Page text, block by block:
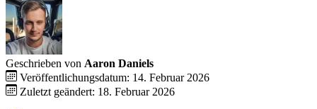
Geschrieben von Aaron Daniels
Veröffentlichungsdatum: 14. Februar 2026
Zuletzt geändert: 18. Februar 2026